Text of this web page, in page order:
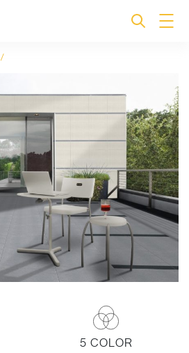
/
5 COLOR